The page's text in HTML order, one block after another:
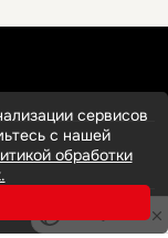
сервисов
с нашей
обработки